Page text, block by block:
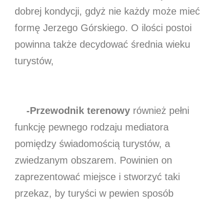
dobrej kondycji, gdyż nie każdy może mieć
formę Jerzego Górskiego. O ilości postoi
powinna także decydować średnia wieku
turystów,
-Przewodnik terenowy również pełni
funkcję pewnego rodzaju mediatora
pomiędzy świadomością turystów, a
zwiedzanym obszarem. Powinien on
zaprezentować miejsce i stworzyć taki
przekaz, by turyści w pewien sposób